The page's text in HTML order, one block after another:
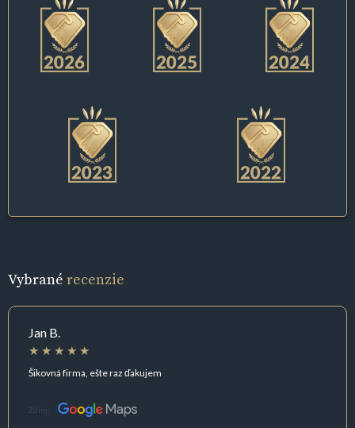
Vybrané recenzie
Jan B.
Šikovná firma, ešte raz ďakujem
Zdroj: